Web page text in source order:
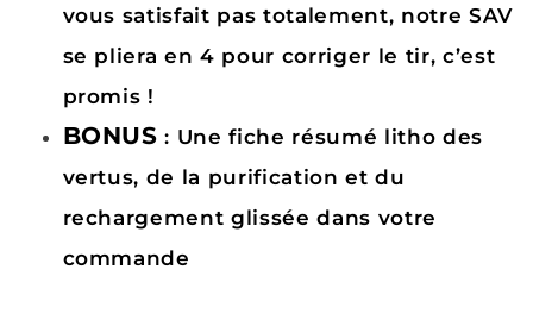
vous satisfait pas totalement, notre SAV
se pliera en 4 pour corriger le tir, c’est
promis !
BONUS : Une fiche résumé litho des
vertus, de la purification et du
rechargement glissée dans votre
commande